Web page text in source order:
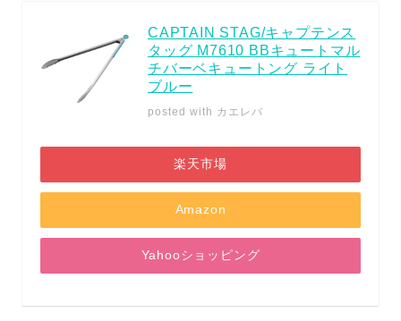
CAPTAIN STAG/キャプテンス
タッグ M7610 BBキュートマル
チバーベキュートング ライト
ブルー
posted with カエレバ
楽天市場
Amazon
Yahooショッピング